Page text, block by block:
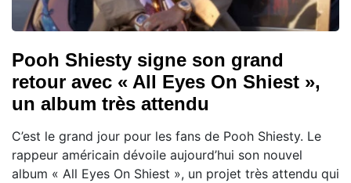
Pooh Shiesty signe son grand
retour avec « All Eyes On Shiest »,
un album très attendu
C’est le grand jour pour les fans de Pooh Shiesty. Le
rappeur américain dévoile aujourd’hui son nouvel
album « All Eyes On Shiest », un projet très attendu qui